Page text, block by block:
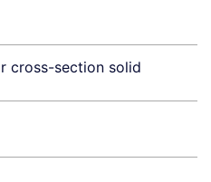
cross-section solid